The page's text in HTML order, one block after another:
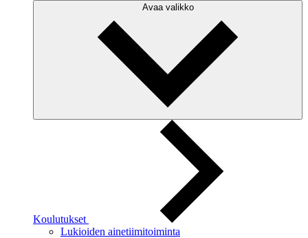
Avaa valikko
Koulutukset
Lukioiden ainetiimitoiminta